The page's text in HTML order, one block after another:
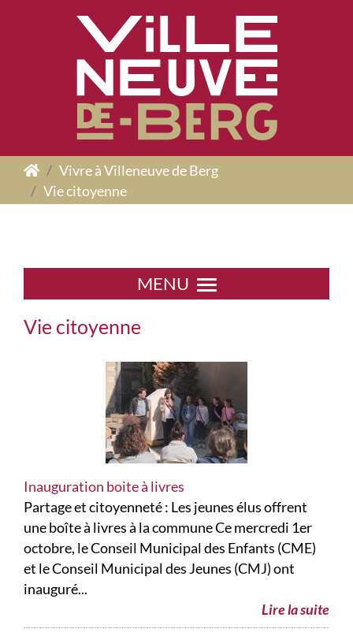
Vivre à Villeneuve de Berg
Vie citoyenne
MENU
Vie citoyenne
Inauguration boite à livres
Partage et citoyenneté : Les jeunes élus offrent
une boîte à livres à la commune Ce mercredi 1er
octobre, le Conseil Municipal des Enfants (CME)
et le Conseil Municipal des Jeunes (CMJ) ont
inauguré...
Lire la suite